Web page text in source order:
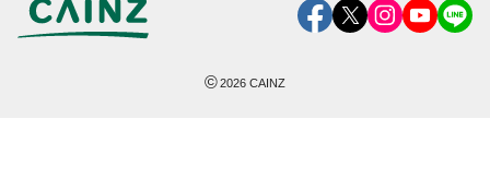
©2026 CAINZ